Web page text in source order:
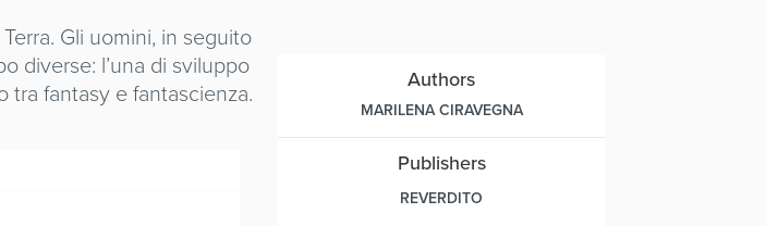
Gli uomini, in seguito
diverse: l’una di sviluppo
tra fantasy e fantascienza.
Authors
MARILENA CIRAVEGNA
Publishers
REVERDITO